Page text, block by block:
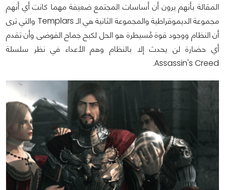
المقالة بأنهم يرون أن أساسات المجتمع ضعيفة مهما كانت أي أنهم
مجموعة الديموقراطية والمجموعة الثانية هي الـ Templars والتي ترى
أن النظام ووجود قوة مُسيطرة هو الحل لكبح جماح الفوضى وأن تقدم
أي حضارة لن يحدث إلا بالنظام وهم الأعداء في نظر سلسلة
Assassin's Creed.